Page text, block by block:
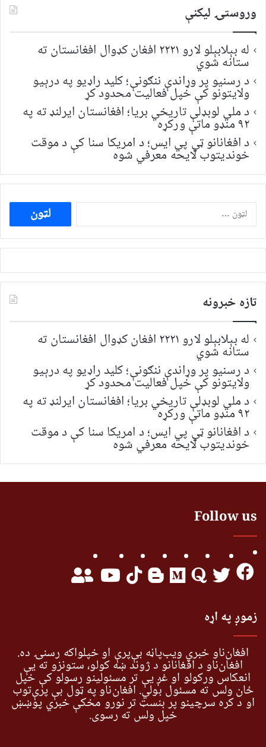
وروستۍ ليکنې
له بېلابېلو لارو ۲۲۲۱ افغان کډوال افغانستان ته
ستانه شوي
د رسنیو پر وړاندې ننګونې؛ کلید راډیو په درېیو
ولایتونو کې خپل فعالیت محدود کړ
د ملي لوبډلې تاریخي بریا؛ افغانستان ایرلنډ ته په
۹۲ منډو ماتې ورکړه
د افغانانو ټي پي ایس؛ د امریکا سنا کې د موقت
خونديتوب لایحه معرفي شوه
ددی
لپاره
لټون:
تازه خبرونه
له بېلابېلو لارو ۲۲۲۱ افغان کډوال افغانستان ته
ستانه شوي
د رسنیو پر وړاندې ننګونې؛ کلید راډیو په درېیو
ولایتونو کې خپل فعالیت محدود کړ
د ملي لوبډلې تاریخي بریا؛ افغانستان ایرلنډ ته په
۹۲ منډو ماتې ورکړه
د افغانانو ټي پي ایس؛ د امریکا سنا کې د موقت
خونديتوب لایحه معرفي شوه
Follow us
زموږ په اړه
افغان‌ناو خبري ویب‌پاڼه بې‌پرې او خپلواکه رسنۍ ده.
افغان‌ناو د افغانانو د ژوند ښه کولو، ستونزو ته یې
انعکاس ورکولو او غږ یې تر مسئولینو رسولو کې خپل
ځان ولس ته مسئول بولي. افغان‌ناو په ټول بې پرې‌توب
او د کره سرچینو پر بنسټ تر نورو مخکې خبري پوښښ
خپل ولس ته رسوي.